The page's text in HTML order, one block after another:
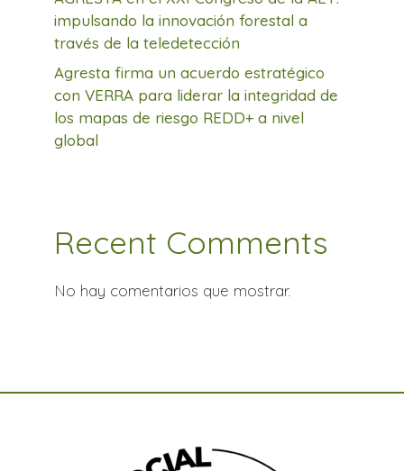
impulsando la innovación forestal a
través de la teledetección
Agresta firma un acuerdo estratégico
con VERRA para liderar la integridad de
los mapas de riesgo REDD+ a nivel
global
Recent Comments
No hay comentarios que mostrar.